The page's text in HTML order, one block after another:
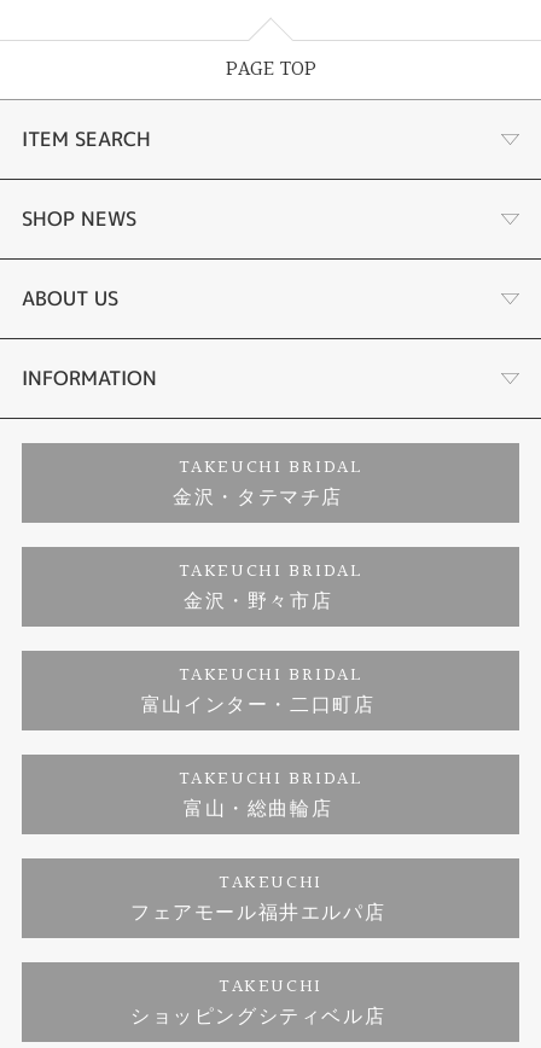
PAGE TOP
ITEM SEARCH
婚約指輪
結婚指輪
セットリング
婚約ネックレス
ダイヤモンド
ジュエリーリフォーム
SHOP NEWS
選ばれる理由まとめ
お客様の声
プロポーズサポート
ブランドリスト
福井指輪工房｜手作りペアリング
福井指輪工房｜手作り結婚指輪 and 婚約指輪
福井工房｜手作り婚約指輪プロポーズプラン
ABOUT US
会社概要
お客様の声
INFORMATION
プライバシーポリシー
TAKEUCHI BRIDAL
金沢・タテマチ店
TAKEUCHI BRIDAL
金沢・野々市店
TAKEUCHI BRIDAL
富山インター・二口町店
TAKEUCHI BRIDAL
富山・総曲輪店
TAKEUCHI
フェアモール福井エルパ店
TAKEUCHI
ショッピングシティベル店